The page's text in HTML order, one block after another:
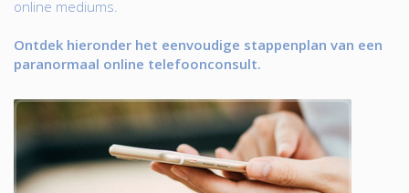
online mediums.
Ontdek hieronder het eenvoudige stappenplan van een
paranormaal online telefoonconsult.